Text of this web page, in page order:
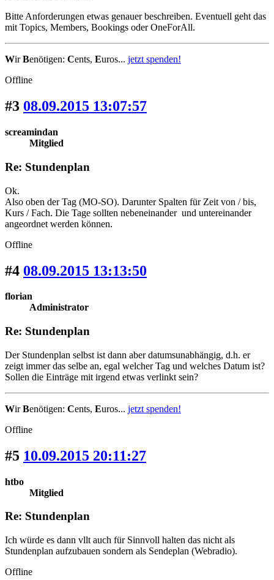
Bitte Anforderungen etwas genauer beschreiben. Eventuell geht das
mit Topics, Members, Bookings oder OneForAll.
WirBenötigen: Cents, Euros... jetzt spenden!
Offline
#3 08.09.2015 13:07:57
screamindan
Mitglied
Re: Stundenplan
Ok.
Also oben der Tag (MO-SO). Darunter Spalten für Zeit von / bis,
Kurs / Fach. Die Tage sollten nebeneinander und untereinander
angeordnet werden können.
Offline
#4 08.09.2015 13:13:50
florian
Administrator
Re: Stundenplan
Der Stundenplan selbst ist dann aber datumsunabhängig, d.h. er
zeigt immer das selbe an, egal welcher Tag und welches Datum ist?
Sollen die Einträge mit irgend etwas verlinkt sein?
WirBenötigen: Cents, Euros... jetzt spenden!
Offline
#5 10.09.2015 20:11:27
htbo
Mitglied
Re: Stundenplan
Ich würde es dann vllt auch für Sinnvoll halten das nicht als
Stundenplan aufzubauen sondern als Sendeplan (Webradio).
Offline